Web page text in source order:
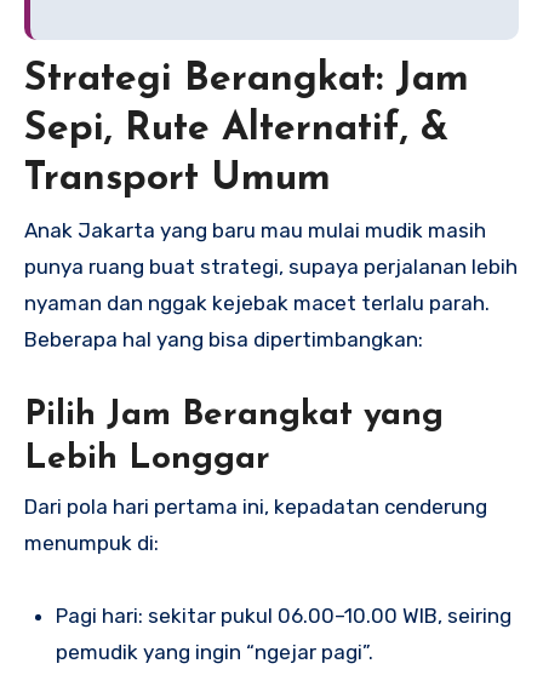
Strategi Berangkat: Jam
Sepi, Rute Alternatif, &
Transport Umum
Anak Jakarta yang baru mau mulai mudik masih
punya ruang buat strategi, supaya perjalanan lebih
nyaman dan nggak kejebak macet terlalu parah.
Beberapa hal yang bisa dipertimbangkan:
Pilih Jam Berangkat yang
Lebih Longgar
Dari pola hari pertama ini, kepadatan cenderung
menumpuk di:
Pagi hari: sekitar pukul 06.00–10.00 WIB, seiring
pemudik yang ingin “ngejar pagi”.